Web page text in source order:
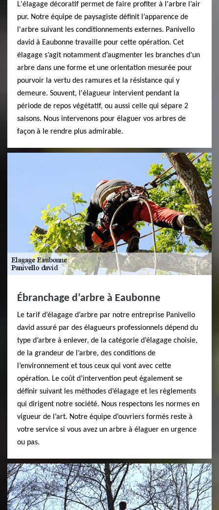
L'élagage décoratif permet de faire profiter à l'arbre l’air
pur. Notre équipe de paysagiste définit l’apparence de
l'arbre suivant les conditionnements externes. Panivello
david à Eaubonne travaille pour cette opération. Cet
élagage s’agit notamment d’augmenter les branches d’un
arbre dans une forme et une orientation mesurée pour
pourvoir la vertu des ramures et la résistance qui y
demeure. Souvent, l'élagueur intervient pendant la
période de repos végétatif, ou aussi celle qui sépare 2
saisons. Nous intervenons pour élaguer vos arbres de
façon à le rendre plus admirable.
Ébranchage d’arbre à Eaubonne
Le tarif d’élagage d’arbre par notre entreprise Panivello
david assuré par des élagueurs professionnels dépend du
type d’arbre à enlever, de la catégorie d’élagage choisie,
de la grandeur de l’arbre, des conditions de
l’environnement et tous ceux qui vont avec cette
opération. Le coût d’intervention peut également se
définir suivant les méthodes d’élagage et les règlements
qui dirigent notre société. Nous respectons les normes en
vigueur de l’art. Notre équipe d’ouvriers formés reste à
votre service si vous avez un arbre à élaguer en urgence
ou pas.